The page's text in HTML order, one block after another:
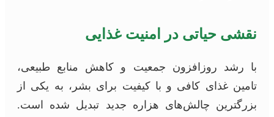
نقشی حیاتی در امنیت غذایی
با رشد روزافزون جمعیت و کاهش منابع طبیعی،
تامین غذای کافی و با کیفیت برای بشر، به یکی از
بزرگترین چالش‌های هزاره جدید تبدیل شده است.